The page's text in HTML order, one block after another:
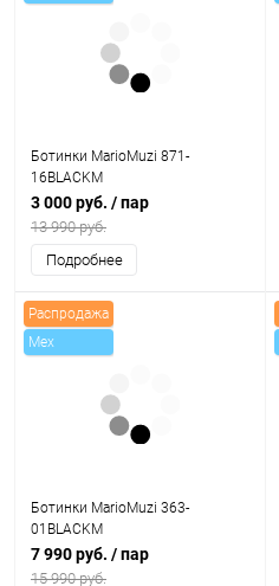
Ботинки MarioMuzi 871-
16BLACKM
3 000 руб. / пар
13 990 руб.
Подробнее
Распродажа
Mex
Ботинки MarioMuzi 363-
01BLACKM
7 990 руб. / пар
15 990 руб.